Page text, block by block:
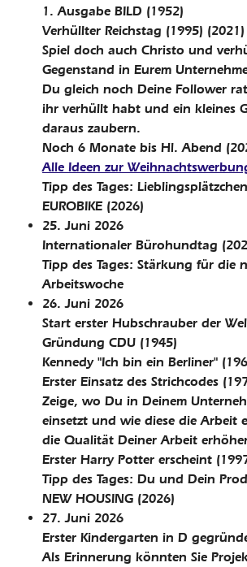
1. Ausgabe BILD (1952)
Verhüllter Reichstag (1995) (2021)
Spiel doch auch Christo und
Gegenstand in Eurem
Du gleich noch Deine Follower
ihr verhüllt habt und ein kleines
daraus zaubern.
Noch 6 Monate bis Hl. Abend
Alle Ideen zur
Tipp des Tages: Lieblingsplätzchen
EUROBIKE (2026)
25. Juni 2026
Internationaler Bürohundtag
Tipp des Tages: Stärkung für die
Arbeitswoche
26. Juni 2026
Start erster Hubschrauber der
Gründung CDU (1945)
Kennedy "Ich bin ein Berliner"
Erster Einsatz des Strichcodes
Zeige, wo Du in Deinem
einsetzt und wie diese die Arbeit
die Qualität Deiner Arbeit
Erster Harry Potter erscheint
Tipp des Tages: Du und Dein
NEW HOUSING (2026)
27. Juni 2026
Erster Kindergarten in D
Als Erinnerung könnten Sie